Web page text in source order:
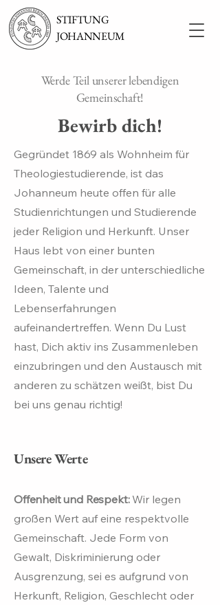
STIFTUNG
JOHANNEUM
Werde Teil unserer lebendigen
Gemeinschaft!
Bewirb dich!
Gegründet 1869 als Wohnheim für
Theologiestudierende, ist das
Johanneum heute offen für alle
Studienrichtungen und Studierende
jeder Religion und Herkunft. Unser
Haus lebt von einer bunten
Gemeinschaft, in der unterschiedliche
Ideen, Talente und
Lebenserfahrungen
aufeinandertreffen. Wenn Du Lust
hast, Dich aktiv ins Zusammenleben
einzubringen und den Austausch mit
anderen zu schätzen weißt, bist Du
bei uns genau richtig!
Unsere Werte
Offenheit und Respekt: Wir legen
großen Wert auf eine respektvolle
Gemeinschaft. Jede Form von
Gewalt, Diskriminierung oder
Ausgrenzung, sei es aufgrund von
Herkunft, Religion, Geschlecht oder